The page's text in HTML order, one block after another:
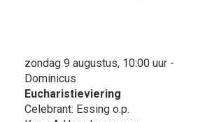
zondag 9 augustus, 10:00 uur -
Dominicus
Eucharistieviering
Celebrant: Essing o.p.